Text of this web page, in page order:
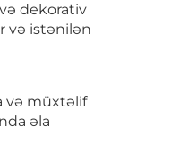
dekorativ
və istənilən
və müxtəlif
əla